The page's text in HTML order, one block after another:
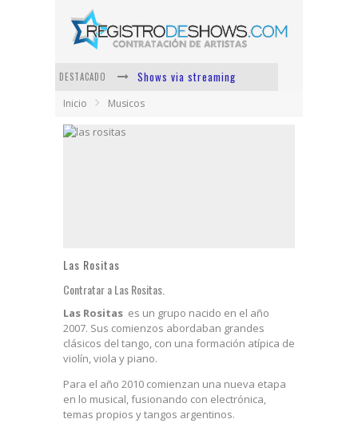
DESTACADO
Shows via streaming
Lit Killah
Inicio Musicos
Las Rositas
Contratar a Las Rositas.
Las Rositas es un grupo nacido en el año
2007. Sus comienzos abordaban grandes
clásicos del tango, con una formación atípica de
violín, viola y piano.
Para el año 2010 comienzan una nueva etapa
en lo musical, fusionando con electrónica,
temas propios y tangos argentinos.